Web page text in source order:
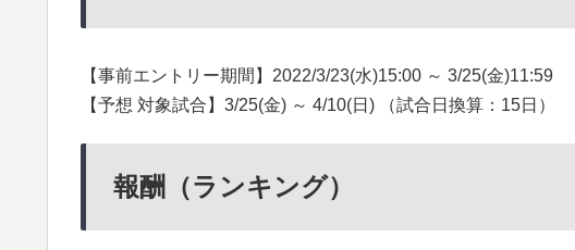
【事前エントリー期間】2022/3/23(水)15:00 ～ 3/25(金)11:59
【予想 対象試合】3/25(金) ～ 4/10(日) （試合日換算：15日）
報酬（ランキング）